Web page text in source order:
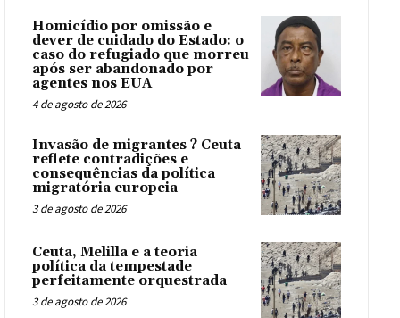
Homicídio por omissão e
dever de cuidado do Estado: o
caso do refugiado que morreu
após ser abandonado por
agentes nos EUA
4 de agosto de 2026
Invasão de migrantes ? Ceuta
reflete contradições e
consequências da política
migratória europeia
3 de agosto de 2026
Ceuta, Melilla e a teoria
política da tempestade
perfeitamente orquestrada
3 de agosto de 2026